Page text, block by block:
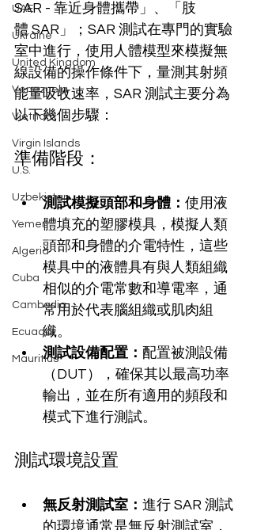
UAE
Ukraine
United Kingdom
Venezuela
Vietnam
Virgin Islands
U.S.
Uzbekistan
Yemen
Algeria
Cuba
Cambodia
Ecuador
Mauritius
SAR - 靠近身體攜帶」、「肢
體 SAR」；SAR 測試在專門的實驗
室中進行，使用人體模型來模擬無
線設備的操作條件下，量測其射頻
能量吸收速率，SAR 測試主要分為
以下幾個步驟：
準備階段：
測試模擬頭部和身體： 使用液
體填充的塑膠模具，模擬人類
頭部和身體的介電特性，這些
模具中的液體具有與人類組織
相似的介電常數和導電率，通
常用於代表腦組織或肌肉組
織。
測試設備配置： 配置被測設備
（DUT），確保其以最高功率
輸出，並在所有適用的頻段和
模式下進行測試。
測試環境設置
無反射測試室： 進行 SAR 測試
的環境通常是無反射測試室，